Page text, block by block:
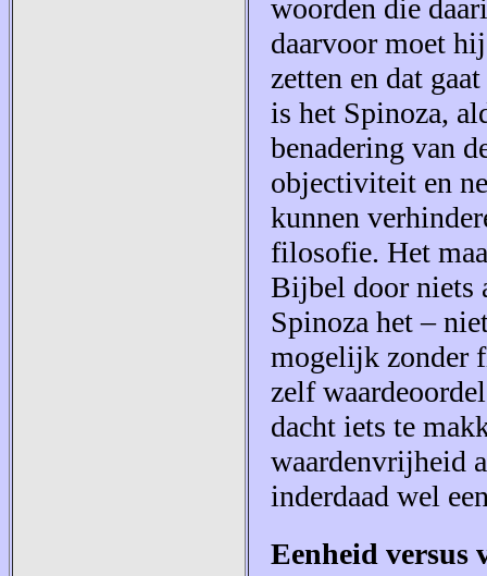
woorden die
daarvoor moet
zetten en dat
is het Spinoza,
benadering van
objectiviteit en
kunnen
filosofie. Het
Bijbel door niets
Spinoza het –
mogelijk zonder
zelf
dacht iets te
waardenvrijheid
inderdaad wel
Eenheid versus